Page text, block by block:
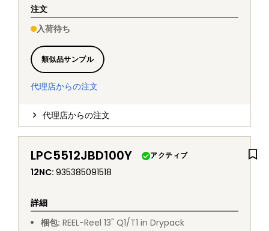
注文
入荷待ち
類似品サンプル
代理店からの注文
代理店からの注文
LPC5512JBD100Y アクティブ
12NC: 935385091518
詳細
梱包: REEL-Reel 13" Q1/T1 in Drypack